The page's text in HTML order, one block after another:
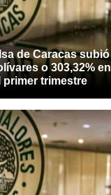
de Caracas subió
o 303,32% en
primer trimestre